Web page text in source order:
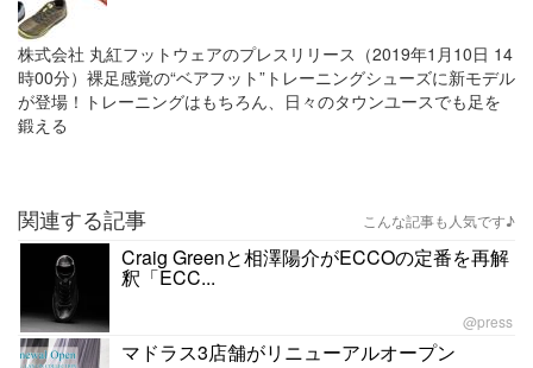
株式会社 丸紅フットウェアのプレスリリース（2019年1月10日 14
時00分）裸足感覚の“ベアフット”トレーニングシューズに新モデル
が登場！トレーニングはもちろん、日々のタウンユースでも足を
鍛える
関連する記事 こんな記事も人気です♪
Craig Greenと相澤陽介がECCOの定番を再解
釈「ECC...
@press
マドラス3店舗がリニューアルオープン